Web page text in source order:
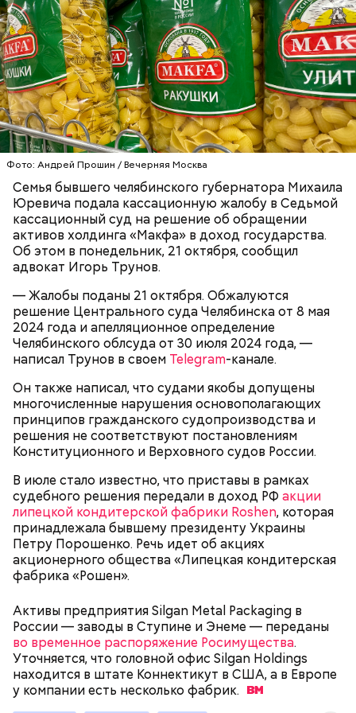
Фото: Андрей Прошин / Вечерняя Москва
Семья бывшего челябинского губернатора Михаила
Юревича подала кассационную жалобу в Седьмой
кассационный суд на решение об обращении
активов холдинга «Макфа» в доход государства.
Об этом в понедельник, 21 октября, сообщил
адвокат Игорь Трунов.
— Жалобы поданы 21 октября. Обжалуются
решение Центрального суда Челябинска от 8 мая
2024 года и апелляционное определение
Челябинского облсуда от 30 июля 2024 года, —
написал Трунов в своем Telegram-канале.
Он также написал, что судами якобы допущены
многочисленные нарушения основополагающих
принципов гражданского судопроизводства и
решения не соответствуют постановлениям
Конституционного и Верховного судов России.
В июле стало известно, что приставы в рамках
судебного решения передали в доход РФ акции
липецкой кондитерской фабрики Roshen, которая
принадлежала бывшему президенту Украины
Петру Порошенко. Речь идет об акциях
акционерного общества «Липецкая кондитерская
фабрика «Рошен».
Активы предприятия Silgan Metal Packaging в
России — заводы в Ступине и Энеме — переданы
во временное распоряжение Росимущества.
Уточняется, что головной офис Silgan Holdings
находится в штате Коннектикут в США, а в Европе
у компании есть несколько фабрик.
Финансовый аналитик, кандидат экономических
существует и легко накопить, несильно
ограничивая себя в тратах, не получится. По его
словам, сейчас в России основной проблемой для
отложения денег является высокий уровень
инфляции. Чтобы говорить о накоплениях, его
воздействие должно уменьшиться.
— При том уровне инфляции, который сейчас есть
в России, и при существующих процентных
ставках реальнее всего снизить влияние высокого
практически нереально, — считает Кульбака.
проблематичным из-за высоких рисков российской
экономики и высокой неопределенности. Он указал
на то, что почти ни одна компания сейчас не
занимается вложениями в РФ. Поэтому проблема
заключается в том, что риски высоки, а отдача от
этого очень низкая.
Путешествие на носу: куда
отправиться в праздничные дни
за новыми впечатлениями
— Самая дорогая игрушка, которую я продавал,
стоила 250 тысяч. И это не предел. Я видел
украшения, за которые можно выручить до
полумиллиона. К таким относится, к примеру, очень
редкая серия «Чиполлино», — поясняет Александр.
Почему же так дорого? Это авторская работа.
Найти такую вещь в оригинальной окраске очень
сложно.
экспонаты сейчас очень высоко ценятся, —
дополнил Александр.
Специалист добавила, что если рефинансировать
Не все сразу
Не стоит вкладывать в досрочное погашение все
свои средства, поскольку это несет определенные
риски, отметил Дмитрий Ракута. Это касается и
ежемесячного платежа, который многие банки
предпочитают списывать в определенный день.